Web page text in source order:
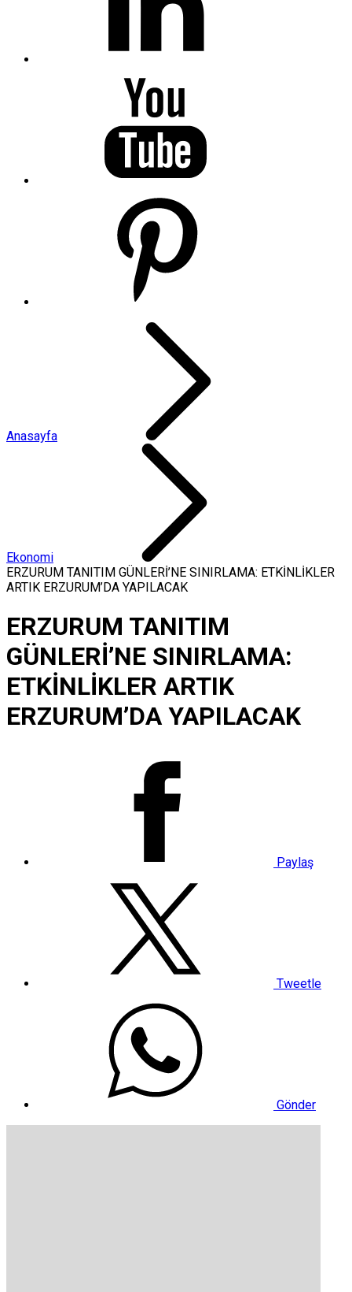
Anasayfa
Ekonomi
ERZURUM TANITIM GÜNLERİ’NE SINIRLAMA: ETKİNLİKLER
ARTIK ERZURUM’DA YAPILACAK
ERZURUM TANITIM
GÜNLERİ’NE SINIRLAMA:
ETKİNLİKLER ARTIK
ERZURUM’DA YAPILACAK
Paylaş
Tweetle
Gönder